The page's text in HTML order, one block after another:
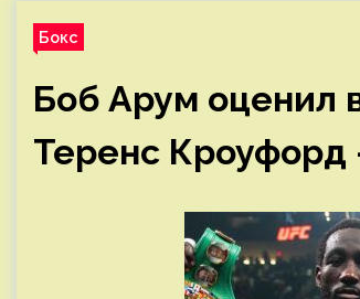
Бокс
Боб Арум оценил
Теренс